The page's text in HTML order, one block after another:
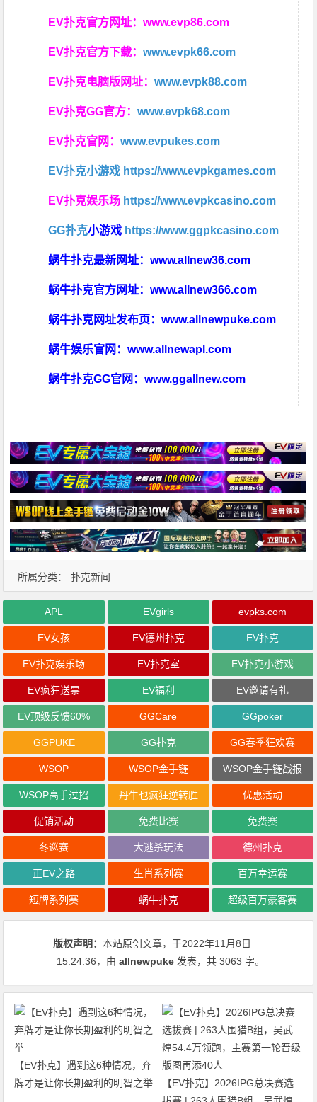
EV扑克官方网址：www.evp86.com
EV扑克官方下载：www.evpk66.com
EV扑克电脑版网址：www.evpk88.com
EV扑克GG官方：www.evpk68.com
EV扑克官网：www.evpukes.com
EV扑克小游戏 https://www.evpkgames.com
EV扑克娱乐场 https://www.evpkcasino.com
GG扑克小游戏 https://www.ggpkcasino.com
蜗牛扑克最新网址：www.allnew36.com
蜗牛扑克官方网址：www.allnew366.com
蜗牛扑克网址发布页：www.allnewpuke.com
蜗牛娱乐官网：www.allnewapl.com
蜗牛扑克GG官网：www.ggallnew.com
所属分类： 扑克新闻
APL EVgirls evpks.com
EV女孩 EV德州扑克 EV扑克
EV扑克娱乐场 EV扑克室 EV扑克小游戏
EV疯狂送票 EV福利 EV邀请有礼
EV顶级反馈60% GGCare GGpoker
GGPUKE GG扑克 GG春季狂欢赛
WSOP WSOP金手链 WSOP金手链战报
WSOP高手过招 丹牛也疯狂逆转胜 优惠活动
促销活动 免费比赛 免费赛
冬巡赛 大逃杀玩法 德州扑克
正EV之路 生肖系列赛 百万幸运赛
短牌系列赛 蜗牛扑克 超级百万豪客赛
版权声明：本站原创文章，于2022年11月8日
15:24:36，由allnewpuke 发表，共 3063 字。
【EV扑克】遇到这6种情况，弃
牌才是让你长期盈利的明智之举
【EV扑克】2026IPG总决赛选